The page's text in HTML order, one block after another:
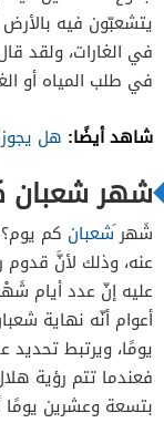
يتشعبّون فيه
في الغارات، ولقد
في طلب المياه أو
شاهد أيضًا: هل
شهر شعبان
شَهر َشعبان كم
عنه، وذلك لأنَّ
عليه إنّ عدد أيام
يومًا، ويرتبط
فعندما تتم رؤية
بتسعة وعشرين يومًا